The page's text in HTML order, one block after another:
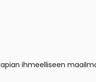
ihmeelliseen